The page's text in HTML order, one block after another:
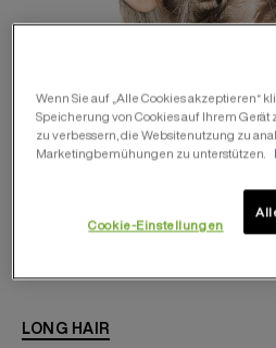
LONG HAIR
Wenn Sie auf „Alle Cookies akzeptieren“
Speicherung von Cookies auf Ihrem Gerät
zu verbessern, die Websitenutzung zu
Marketingbemühungen zu unterstützen.
Cookie-Einstellungen